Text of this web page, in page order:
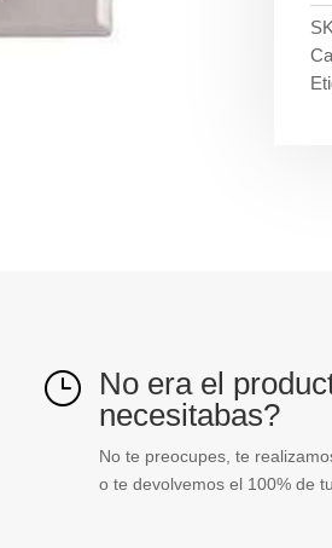
} No era el
necesitabas?
No te preocupes, te
o te devolvemos el 100% de